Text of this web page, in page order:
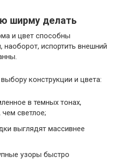
ширму делать
и цвет способны
наоборот, испортить внешний
конструкции и цвета:
в темных тонах,
светлое;
выглядят массивнее
узоры быстро